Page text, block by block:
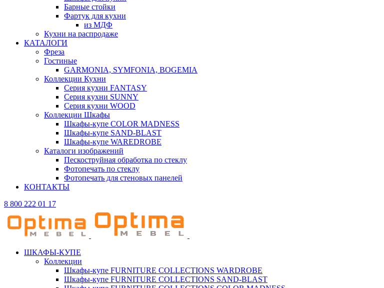
Барные стойки
Фартук для кухни
из МДФ
Кухни на распродаже
КАТАЛОГИ
Фреза
Гостиные
GARMONIA, SYMFONIA, BOGEMIA
Коллекции Кухни
Серия кухни FANTASY
Серия кухни SUNNY
Серия кухни WOOD
Коллекции Шкафы
Шкафы-купе COLOR MADNESS
Шкафы-купе SAND-BLAST
Шкафы-купе WAREDROBE
Каталоги изображений
Пескоструйная обработка по стеклу
Фотопечать по стеклу
Фотопечать для стеновых панелей
КОНТАКТЫ
8 800 222 01 17
ШКАФЫ-КУПЕ
Коллекции
Шкафы-купе FURNITURE COLLECTIONS WARDROBE
Шкафы-купе FURNITURE COLLECTIONS SAND-BLAST